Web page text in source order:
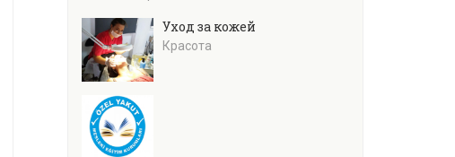
Уход за кожей
Красота